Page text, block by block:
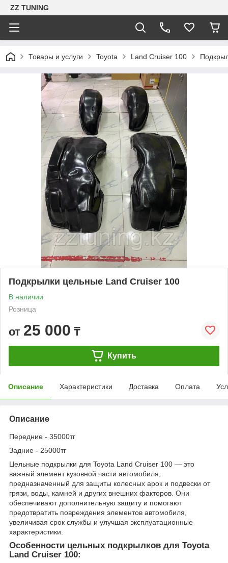
ZZ TUNING
Товары и услуги Toyota Land Cruiser 100
Подкрылки цельные Land Cruiser 100
В наличии
Розница
от 25 000 ₸
Купить
Описание Характеристики Доставка Оплата
Описание
Передние - 35000тг
Задние - 25000тг
Цельные подкрылки для Toyota Land Cruiser 100 — это
важный элемент кузовной части автомобиля,
предназначенный для защиты колесных арок и подвески от
грязи, воды, камней и других внешних факторов. Они
обеспечивают дополнительную защиту и помогают
предотвратить повреждения элементов автомобиля,
увеличивая срок службы и улучшая эксплуатационные
характеристики.
Особенности цельных подкрылков для Toyota
Land Cruiser 100: